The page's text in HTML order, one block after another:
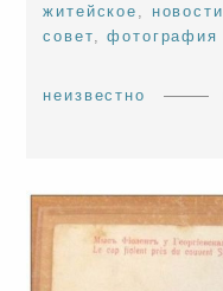
житейское
новости
совет ,фотография
неизвестно